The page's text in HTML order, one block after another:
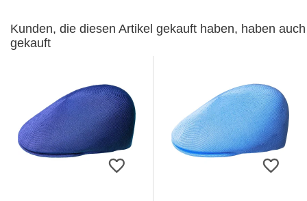
Kunden, die diesen Artikel gekauft haben, haben auch
gekauft